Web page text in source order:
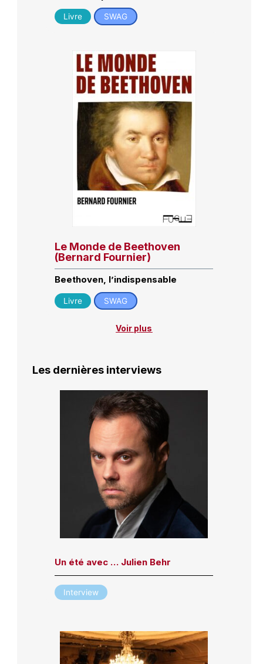
Livre SWAG
Le Monde de Beethoven
(Bernard Fournier)
Beethoven, l’indispensable
Livre SWAG
Voir plus
Les dernières interviews
Un été avec … Julien Behr
Interview